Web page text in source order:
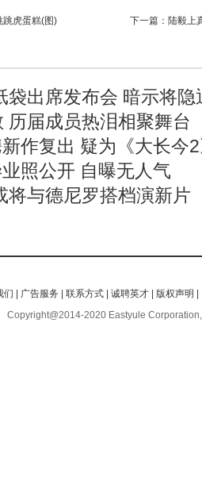
跳虎蛋糕(图) 下一篇： 陆毅上
袋出席发布会 暗示将隐
历届成员热泪相聚舞台
作复出 疑为《大长今
照公开 自曝无人气
将与德尼罗搭档演新片
们 | 广告服务 |联系方式 |诚聘英才 | 版权声明 |
Copyright@2014-2020 Eastyule